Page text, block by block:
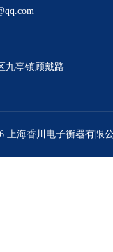
九亭镇顾戴路
上海香川电子衡器有限